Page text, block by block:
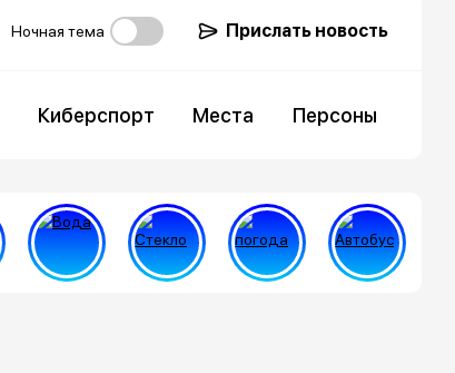
Ночная тема Прислать новость
Киберспорт Места Персоны